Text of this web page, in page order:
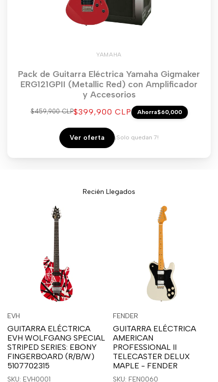
YAMAHA
Pack de Guitarra Eléctrica Yamaha Gigmaker
ERG121GPII (Metallic Red) con Amplificador
y Accesorios
Precio
$459,900 CLPPrecio
venta
$399,900 CLP Ahorra$60,000
Ver oferta ¡Solo quedan 7!
Recién Llegados
sesión
para
usar
la
lista
para
usar
Compare
Proveedor:
EVH
GUITARRA ELÉCTRICA
EVH WOLFGANG SPECIAL
STRIPED SERIES: EBONY
FINGERBOARD (R/B/W)
5107702315
SKU: EVH0001
sesión
para
usar
la
lista
sesión
para
usar
Compare
Vista
Proveedor:
FENDER
GUITARRA ELÉCTRICA
AMERICAN
PROFESSIONAL II
TELECASTER DELUX
MAPLE - FENDER
SKU: FEN0060